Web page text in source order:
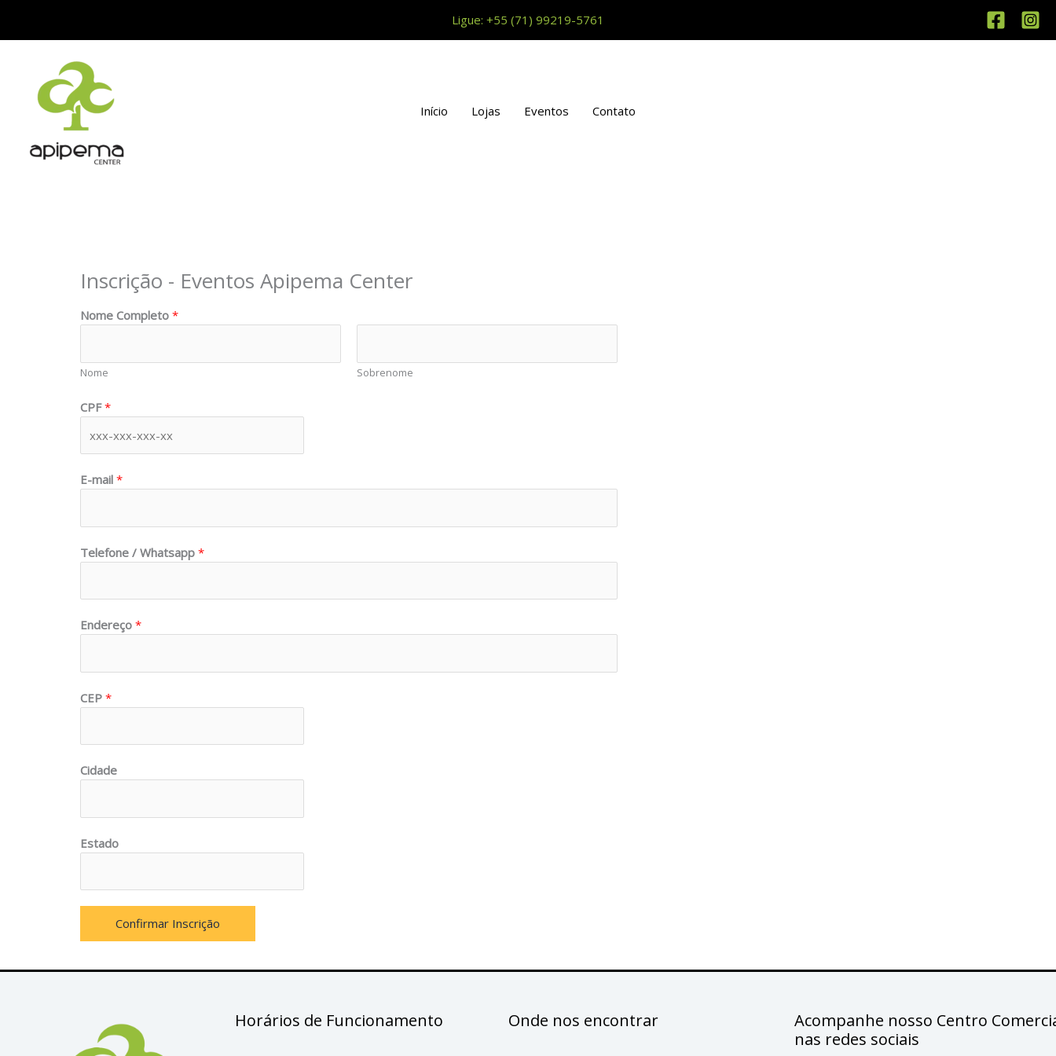
Ligue: +55 (71) 99219-5761
Início Lojas Eventos Contato
Inscrição - Eventos Apipema Center
Nome Completo *
Nome Sobrenome
CPF*
E-mail *
Telefone / Whatsapp *
E
n
e
r
e
o
/
Endereço *
CEP *
Cidade
Estado
Confirmar Inscrição
Horários de Funcionamento Onde nos encontrar
Acompanhe nosso Centro
nas redes sociais